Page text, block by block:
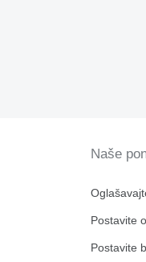
Naše
Postavite
Postavite